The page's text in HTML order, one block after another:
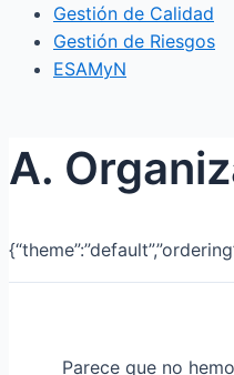
Gestión de Calidad
Gestión de Riesgos
ESAMyN
A.
Parece que no